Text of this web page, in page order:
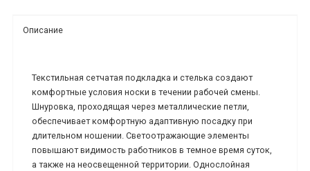
Описание
Текстильная сетчатая подкладка и стелька создают
комфортные условия носки в течении рабочей смены.
Шнуровка, проходящая через металлические петли,
обеспечивает комфортную адаптивную посадку при
длительном ношении. Светоотражающие элементы
повышают видимость работников в темное время суток,
а также на неосвещенной территории. Однослойная